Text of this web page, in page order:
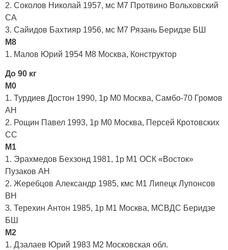
2. Соколов Николай 1957, мс М7 Протвино Вольховский
СА
3. Сайидов Бахтияр 1956, мс М7 Рязань Беридзе БШ
М8
1. Малов Юрий 1954 М8 Москва, Конструктор
До 90 кг
М0
1. Турдиев Достон 1990, 1р М0 Москва, Самбо-70 Громов
АН
2. Рощин Павел 1993, 1р М0 Москва, Персей Кротовских
СС
М1
1. Эрахмедов Бехзонд 1981, 1р М1 ОСК «Восток»
Пузаков АН
2. Жеребцов Александр 1985, кмс М1 Липецк Лупонсов
ВН
3. Терехин Антон 1985, 1р М1 Москва, МСВДС Беридзе
БШ
М2
1. Дзалаев Юрий 1983 М2 Московская обл.